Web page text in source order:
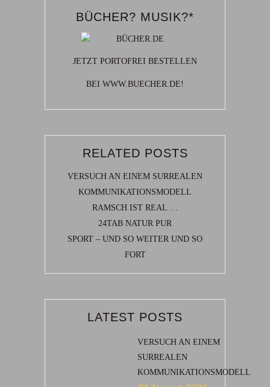
BÜCHER? MUSIK?*
JETZT PORTOFREI BESTELLEN
BEI WWW.BUECHER.DE!
RELATED POSTS
VERSUCH AN EINEM SURREALEN
KOMMUNIKATIONSMODELL
RAMSCH IST REAL …
24TAB NATUR PUR
SPORT – UND SO WEITER UND SO
FORT
LATEST POSTS
VERSUCH AN EINEM
SURREALEN
KOMMUNIKATIONSMODELL